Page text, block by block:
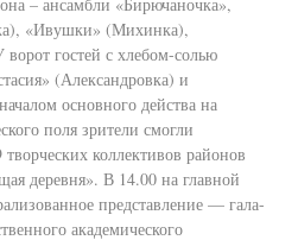
«Ивушки» (Михинка),
гостей с хлебом-солью
(Александровка) и
основного действа на
поля зрители смогли
коллективов районов
деревня». В 14.00 на главной
представление — гала-
академического